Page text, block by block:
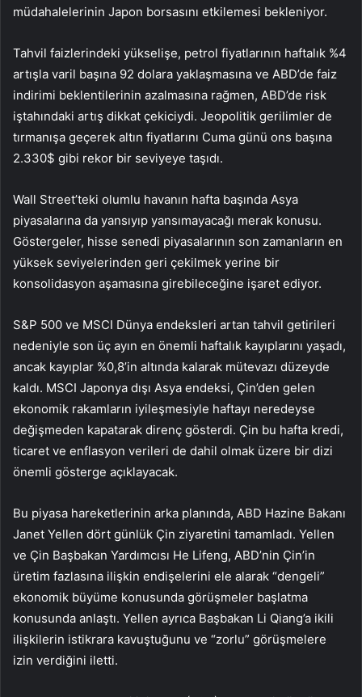
müdahalelerinin Japon borsasını etkilemesi bekleniyor.
Tahvil faizlerindeki yükselişe, petrol fiyatlarının haftalık %4
artışla varil başına 92 dolara yaklaşmasına ve ABD’de faiz
indirimi beklentilerinin azalmasına rağmen, ABD’de risk
iştahındaki artış dikkat çekiciydi. Jeopolitik gerilimler de
tırmanışa geçerek altın fiyatlarını Cuma günü ons başına
2.330$ gibi rekor bir seviyeye taşıdı.
Wall Street’teki olumlu havanın hafta başında Asya
piyasalarına da yansıyıp yansımayacağı merak konusu.
Göstergeler, hisse senedi piyasalarının son zamanların en
yüksek seviyelerinden geri çekilmek yerine bir
konsolidasyon aşamasına girebileceğine işaret ediyor.
S&P 500 ve MSCI Dünya endeksleri artan tahvil getirileri
nedeniyle son üç ayın en önemli haftalık kayıplarını yaşadı,
ancak kayıplar %0,8’in altında kalarak mütevazı düzeyde
kaldı. MSCI Japonya dışı Asya endeksi, Çin’den gelen
ekonomik rakamların iyileşmesiyle haftayı neredeyse
değişmeden kapatarak direnç gösterdi. Çin bu hafta kredi,
ticaret ve enflasyon verileri de dahil olmak üzere bir dizi
önemli gösterge açıklayacak.
Bu piyasa hareketlerinin arka planında, ABD Hazine Bakanı
Janet Yellen dört günlük Çin ziyaretini tamamladı. Yellen
ve Çin Başbakan Yardımcısı He Lifeng, ABD’nin Çin’in
üretim fazlasına ilişkin endişelerini ele alarak “dengeli”
ekonomik büyüme konusunda görüşmeler başlatma
konusunda anlaştı. Yellen ayrıca Başbakan Li Qiang’a ikili
ilişkilerin istikrara kavuştuğunu ve “zorlu” görüşmelere
izin verdiğini iletti.